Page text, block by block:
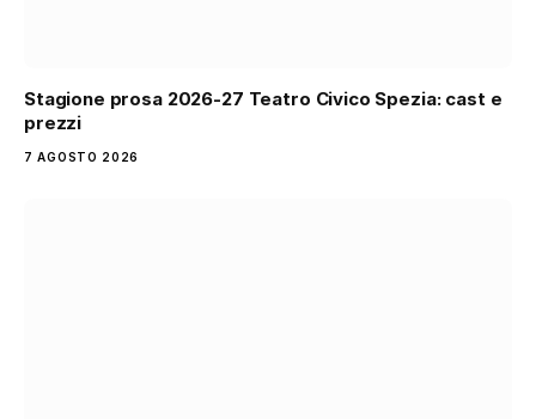
Stagione prosa 2026-27 Teatro Civico Spezia: cast e
prezzi
7 AGOSTO 2026